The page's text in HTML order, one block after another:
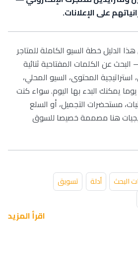
على الإعلانات.
الدليل خطة السيو الكاملة للمتاجر
— البحث عن الكلمات المفتاحية ثنائية
استراتيجية المحتوى، السيو المحلي،
وخطة عمل لمدة 30 يوما يمكنك البدء بها اليوم. سواء كنت
مستحضرات التجميل، أو السلع
هنا مصممة خصيصا للسوق
البحث أدلة
تسويق
اقرأ المزيد